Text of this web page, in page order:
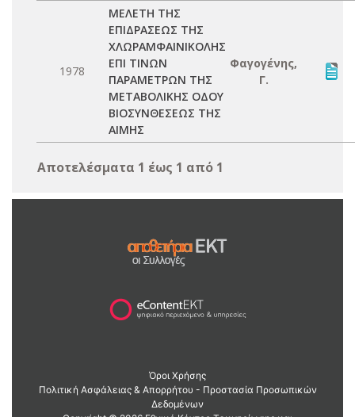
1978
ΜΕΛΕΤΗ ΤΗΣ
ΕΠΙΔΡΑΣΕΩΣ ΤΗΣ
ΧΛΩΡΑΜΦΑΙΝΙΚΟΛΗΣ
ΕΠΙ ΤΙΝΩΝ
ΠΑΡΑΜΕΤΡΩΝ ΤΗΣ
ΜΕΤΑΒΟΛΙΚΗΣ ΟΔΟΥ
ΒΙΟΣΥΝΘΕΣΕΩΣ ΤΗΣ
ΑΙΜΗΣ
Φαγογένης,
Γ.
Αποτελέσματα 1 έως 1 από 1